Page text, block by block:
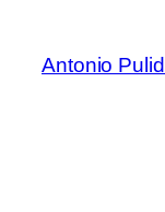
Antonio